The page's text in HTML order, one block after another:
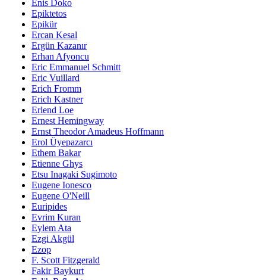
Enis Doko
Epiktetos
Epikür
Ercan Kesal
Ergün Kazanır
Erhan Afyoncu
Eric Emmanuel Schmitt
Eric Vuillard
Erich Fromm
Erich Kastner
Erlend Loe
Ernest Hemingway
Ernst Theodor Amadeus Hoffmann
Erol Üyepazarcı
Ethem Bakar
Etienne Ghys
Etsu Inagaki Sugimoto
Eugene Ionesco
Eugene O'Neill
Euripides
Evrim Kuran
Eylem Ata
Ezgi Akgül
Ezop
F. Scott Fitzgerald
Fakir Baykurt